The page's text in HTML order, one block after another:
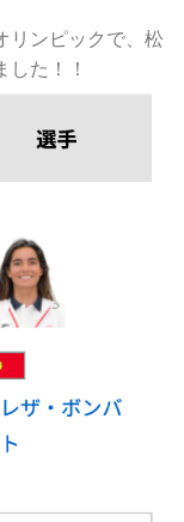
リンピックで、松
た！！